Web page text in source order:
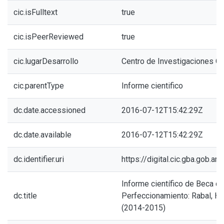
cic.isFulltext true
cic.isPeerReviewed true
cic.lugarDesarrollo Centro de Investigaciones
cic.parentType Informe cientifico
dc.date.accessioned 2016-07-12T15:42:29Z
dc.date.available 2016-07-12T15:42:29Z
dc.identifier.uri https://
dc.title
Informe científico de Beca de
Perfeccionamiento: Rabal,
(2014-2015)